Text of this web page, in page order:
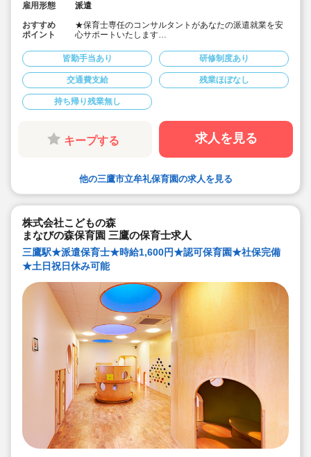
雇用形態
派遣
おすすめ
ポイント
★保育士専任のコンサルタントがあなたの派遣就業を安
心サポートいたします
★時給1,450円～1,540円の求人です
皆勤手当あり 研修制度あり
交通費支給 残業ほぼなし
持ち帰り残業無し
キープする 求人を見る
他の三鷹市立牟礼保育園の求人を見る
株式会社こどもの森
まなびの森保育園 三鷹の保育士求人
三鷹駅★派遣保育士★時給1,600円★認可保育園★社保完備
★土日祝日休み可能